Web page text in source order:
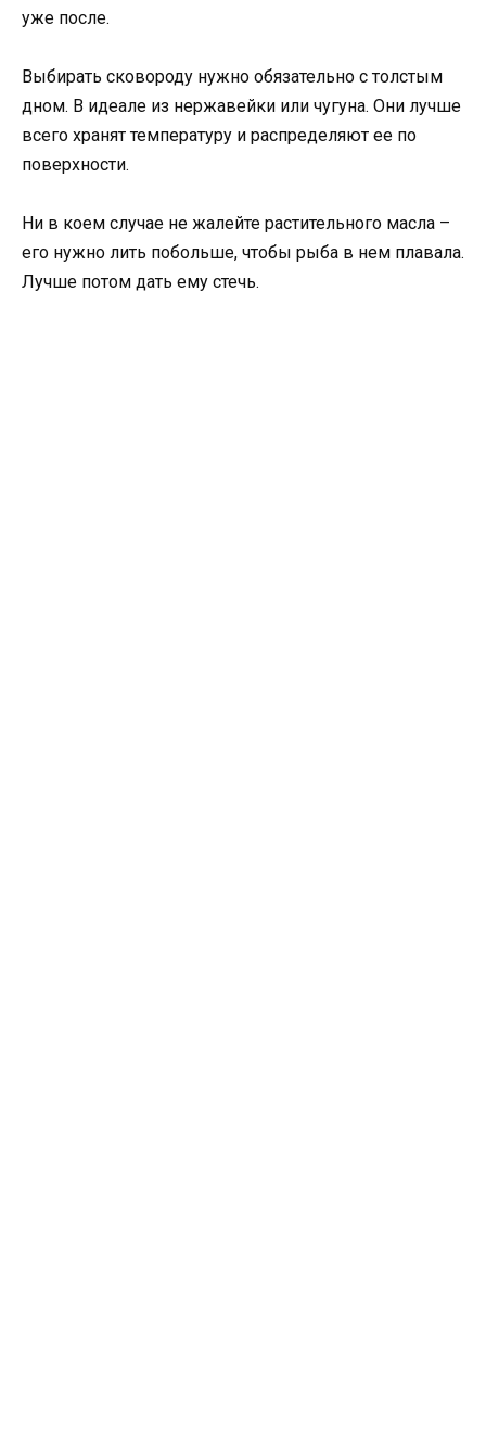
уже после.
Выбирать сковороду нужно обязательно с толстым
дном. В идеале из нержавейки или чугуна. Они лучше
всего хранят температуру и распределяют ее по
поверхности.
Ни в коем случае не жалейте растительного масла –
его нужно лить побольше, чтобы рыба в нем плавала.
Лучше потом дать ему стечь.